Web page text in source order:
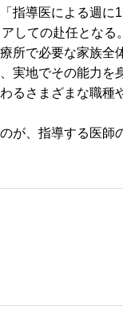
指導医による週に
しての赴任となる。
所で必要な家族全
実地でその能力を
るさまざまな職種
、指導する医師